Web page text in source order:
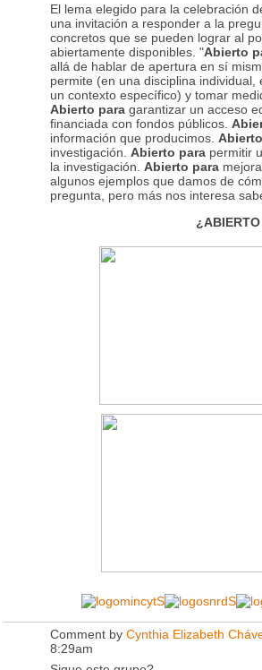
El lema elegido para la celebración
una invitación a responder a la
concretos que se pueden lograr al
abiertamente disponibles. "Abierto
allá de hablar de apertura en sí
permite (en una disciplina
un contexto específico) y tomar
Abierto para garantizar un acceso
financiada con fondos públicos.
información que producimos.
investigación. Abierto para permitir
la investigación. Abierto para
algunos ejemplos que damos de
pregunta, pero más nos interesa
Comment by Cynthia Elizabeth
8:29am